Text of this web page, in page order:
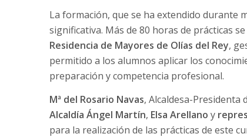
La formación, que se ha extendido durante
significativa. Más de 80 horas de prácticas
Residencia de Mayores de Olías del Rey,
permitido a los alumnos aplicar los
preparación y competencia profesional.
Mª del Rosario Navas, Alcaldesa-Presidenta
Alcaldía Ángel Martín, Elsa Arellano y
para la realización de las prácticas de este